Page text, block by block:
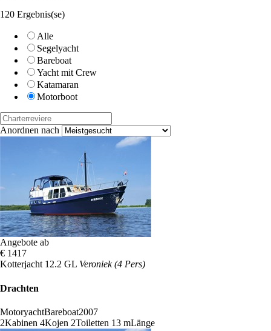
120 Ergebnis(se)
Alle
Segelyacht
Bareboat
Yacht mit Crew
Katamaran
Motorboot
Anordnen nach
Angebote ab
€ 1417
Kotterjacht 12.2 GL Veroniek (4 Pers)
Drachten
MotoryachtBareboat2007
2Kabinen 4Kojen 2Toiletten 13 mLänge